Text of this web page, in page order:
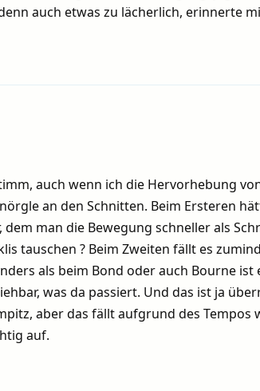
auch etwas zu lächerlich, erinnerte
auch wenn ich die Hervorhebung
an den Schnitten. Beim Ersteren
dem man die Bewegung schneller als
tauschen ? Beim Zweiten fällt es
als beim Bond oder auch Bourne ist
was da passiert. Und das ist ja
aber das fällt aufgrund des Tempos
auf.